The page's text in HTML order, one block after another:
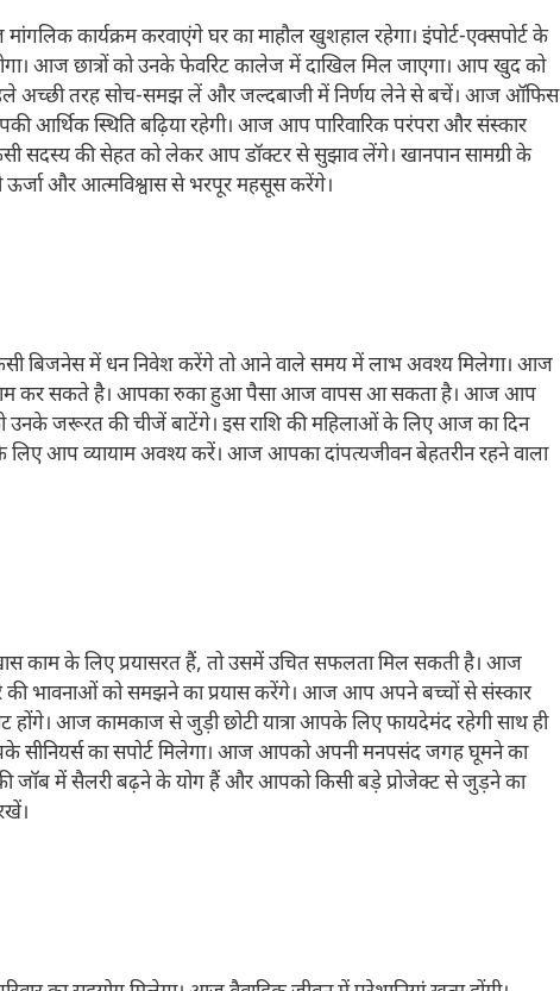
कार्यक्रम करवाएंगे घर का माहौल खुशहाल रहेगा। इंपोर्ट-एक्सपोर्ट के
आज छात्रों को उनके फेवरिट कालेज में दाखिल मिल जाएगा। आप खुद को
अच्छी तरह सोच-समझ लें और जल्दबाजी में निर्णय लेने से बचें। आज ऑफिस
आर्थिक स्थिति बढ़िया रहेगी। आज आप पारिवारिक परंपरा और संस्कार
सदस्य की सेहत को लेकर आप डॉक्टर से सुझाव लेंगे। खानपान सामग्री के
और आत्मविश्वास से भरपूर महसूस करेंगे।
बिजनेस में धन निवेश करेंगे तो आने वाले समय में लाभ अवश्य मिलेगा। आज
कर सकते है। आपका रुका हुआ पैसा आज वापस आ सकता है। आज आप
उनके जरूरत की चीजें बाटेंगे। इस राशि की महिलाओं के लिए आज का दिन
लिए आप व्यायाम अवश्य करें। आज आपका दांपत्यजीवन बेहतरीन रहने वाला
काम के लिए प्रयासरत हैं, तो उसमें उचित सफलता मिल सकती है। आज
भावनाओं को समझने का प्रयास करेंगे। आज आप अपने बच्चों से संस्कार
होंगे। आज कामकाज से जुड़ी छोटी यात्रा आपके लिए फायदेमंद रहेगी साथ ही
सीनियर्स का सपोर्ट मिलेगा। आज आपको अपनी मनपसंद जगह घूमने का
में सैलरी बढ़ने के योग हैं और आपको किसी बड़े प्रोजेक्ट से जुड़ने का